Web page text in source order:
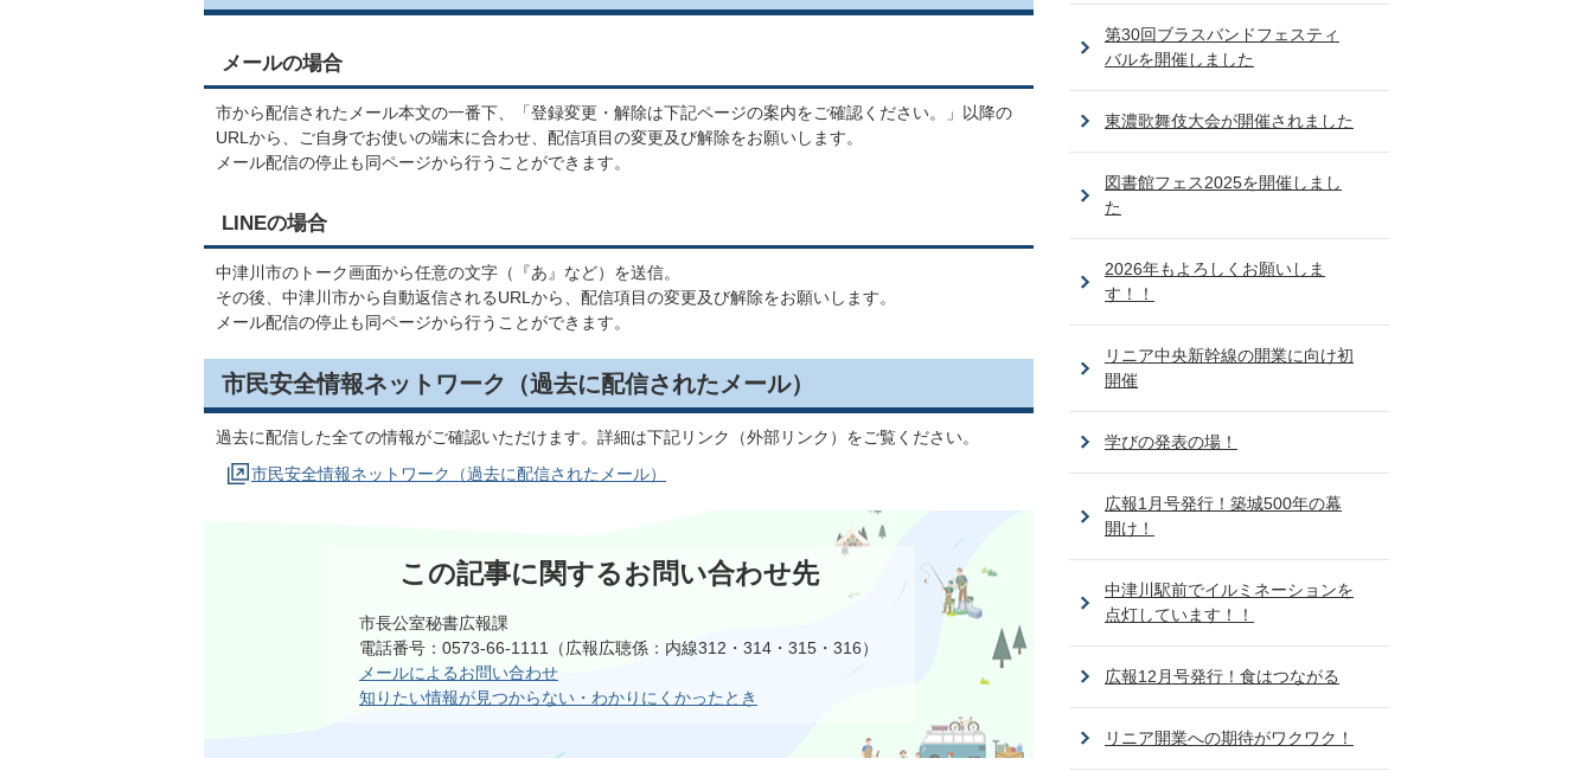
メールの場合
市から配信されたメール本文の一番下、「登録変更・解除は下記ページの案内をご確認ください。」以降の
URLから、ご自身でお使いの端末に合わせ、配信項目の変更及び解除をお願いします。
メール配信の停止も同ページから行うことができます。
LINEの場合
中津川市のトーク画面から任意の文字（『あ』など）を送信。
その後、中津川市から自動返信されるURLから、配信項目の変更及び解除をお願いします。
メール配信の停止も同ページから行うことができます。
市民安全情報ネットワーク（過去に配信されたメール）
過去に配信した全ての情報がご確認いただけます。詳細は下記リンク（外部リンク）をご覧ください。
市民安全情報ネットワーク（過去に配信されたメール）
この記事に関するお問い合わせ先
市長公室秘書広報課
電話番号：0573-66-1111（広報広聴係：内線312・314・315・316）
メールによるお問い合わせ
知りたい情報が見つからない・わかりにくかったとき
第30回ブラスバンドフェスティ
バルを開催しました
東濃歌舞伎大会が開催されました
図書館フェス2025を開催しまし
た
2026年もよろしくお願いしま
す！！
リニア中央新幹線の開業に向け初
開催
学びの発表の場！
広報1月号発行！築城500年の幕
開け！
中津川駅前でイルミネーションを
点灯しています！！
広報12月号発行！食はつながる
リニア開業への期待がワクワク！